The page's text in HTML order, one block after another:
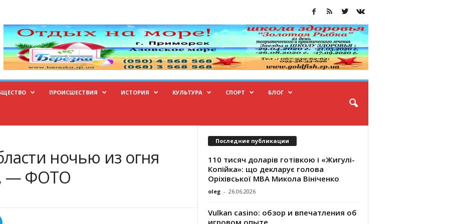
ПРОИСШЕСТВИЯ ИСТОРИЯ КУЛЬТУРА СПОРТ БЛОГ
ночью из огня
— ФОТО
Последние публикации
110 тисяч доларів готівкою і «Жигулі-
Копійка»: що декларує голова
Оріхівської МВА Микола Вініченко
oleg - 26.06.2026
Vulkan casino: обзор и впечатления об
игровом опыте